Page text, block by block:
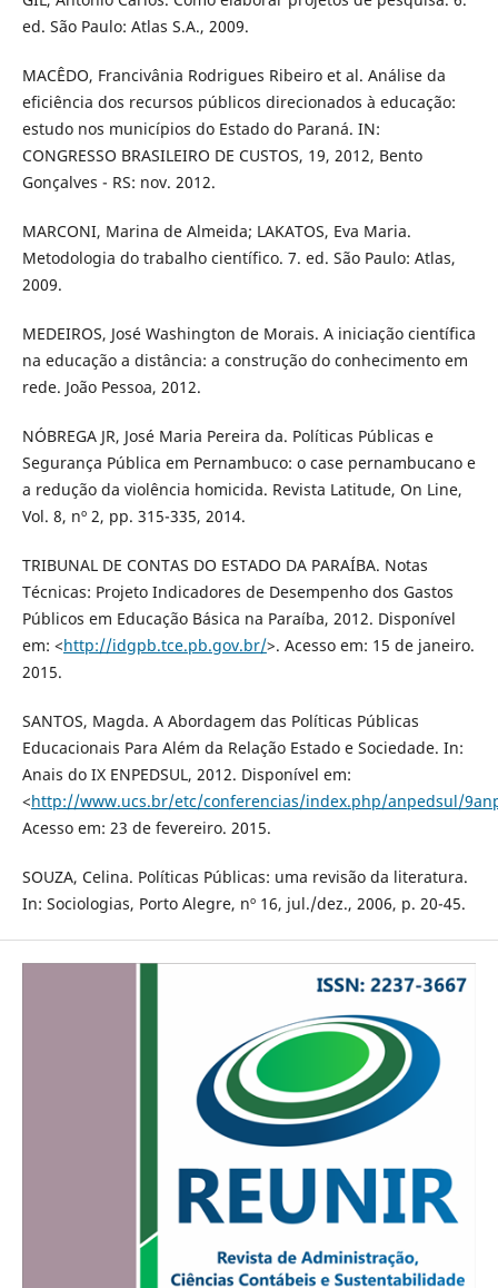
ed. São Paulo: Atlas S.A., 2009.
MACÊDO, Francivânia Rodrigues Ribeiro et al. Análise da
eficiência dos recursos públicos direcionados à educação:
estudo nos municípios do Estado do Paraná. IN:
CONGRESSO BRASILEIRO DE CUSTOS, 19, 2012, Bento
Gonçalves - RS: nov. 2012.
MARCONI, Marina de Almeida; LAKATOS, Eva Maria.
Metodologia do trabalho científico. 7. ed. São Paulo: Atlas,
2009.
MEDEIROS, José Washington de Morais. A iniciação científica
na educação a distância: a construção do conhecimento em
rede. João Pessoa, 2012.
NÓBREGA JR, José Maria Pereira da. Políticas Públicas e
Segurança Pública em Pernambuco: o case pernambucano e
a redução da violência homicida. Revista Latitude, On Line,
Vol. 8, nº 2, pp. 315-335, 2014.
TRIBUNAL DE CONTAS DO ESTADO DA PARAÍBA. Notas
Técnicas: Projeto Indicadores de Desempenho dos Gastos
Públicos em Educação Básica na Paraíba, 2012. Disponível
em: <http://idgpb.tce.pb.gov.br/>. Acesso em: 15 de janeiro.
2015.
SANTOS, Magda. A Abordagem das Políticas Públicas
Educacionais Para Além da Relação Estado e Sociedade. In:
Anais do IX ENPEDSUL, 2012. Disponível em:
<http://www.ucs.br/etc/conferencias/index.php/anpedsul/
Acesso em: 23 de fevereiro. 2015.
SOUZA, Celina. Políticas Públicas: uma revisão da literatura.
In: Sociologias, Porto Alegre, nº 16, jul./dez., 2006, p. 20-45.